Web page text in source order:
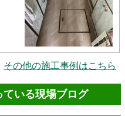
その他の施工事例はこちら
ている現場ブログ